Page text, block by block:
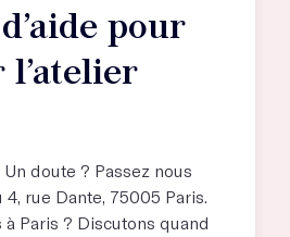
pour
doute ? Passez nous
4, rue Dante, 75005 Paris.
à Paris ? Discutons quand